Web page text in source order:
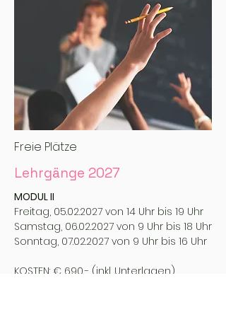
Freie Plätze
Lehrgänge 2027
MODUL II
Freitag, 05.02.2027 von 14 Uhr bis 19 Uhr
Samstag, 06.02.2027 von 9 Uhr bis 18 Uhr
Sonntag, 07.02.2027 von 9 Uhr bis 16 Uhr
KOSTEN: € 690,- (inkl. Unterlagen)